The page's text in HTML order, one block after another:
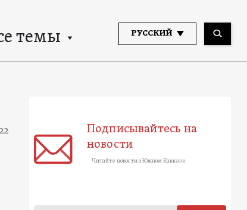
темы РУССКИЙ
Подписывайтесь на
новости
Читайте новости о Южном Кавказе